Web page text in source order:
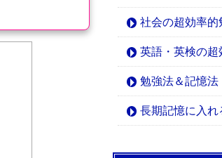
社会の超効率的
英語・英検の超
勉強法＆記憶法
長期記憶に入れ